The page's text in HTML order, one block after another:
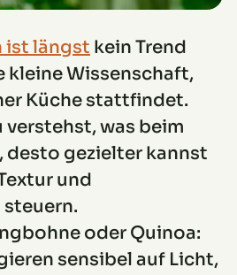
ist längst kein Trend
kleine Wissenschaft,
Küche stattfindet.
verstehst, was beim
desto gezielter kannst
und
oder Quinoa:
sensibel auf Licht,